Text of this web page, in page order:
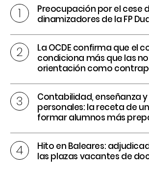
Preocupación por el cese
dinamizadores de la FP
La OCDE confirma que el
condiciona más que las
orientación como
Contabilidad, enseñanza
personales: la receta de
formar alumnos más
Hito en Baleares:
las plazas vacantes de